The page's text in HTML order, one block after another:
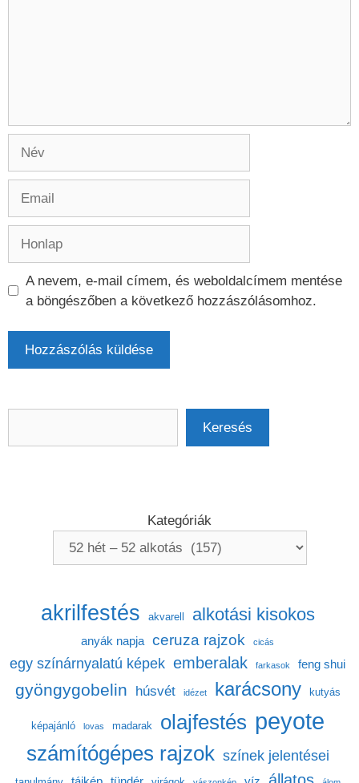
A nevem, e-mail címem, és weboldalcímem mentése
a böngészőben a következő hozzászólásomhoz.
Keresés
Kategóriák
akrilfestés akvarell alkotási kisokos
anyák napja ceruza rajzok cicás
egy színárnyalatú képek emberalak farkasok feng shui
gyöngygobelin húsvét idézet karácsony kutyás
képajánló lovas madarak olajfestés peyote
számítógépes rajzok színek jelentései